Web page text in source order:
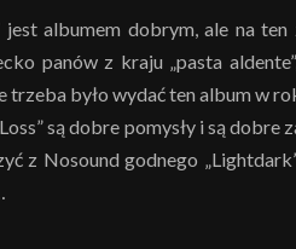
jest albumem dobrym, ale na
panów z kraju „pasta
trzeba było wydać ten album w
są dobre pomysły i są
z Nosound godnego